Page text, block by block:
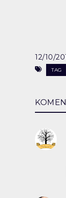
12/10/
TAG